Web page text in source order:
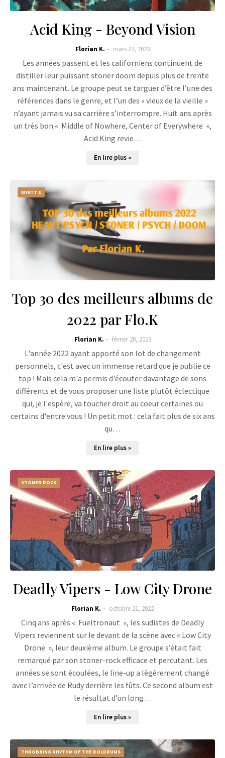
Acid King - Beyond Vision
Florian K. mars 22, 2023
Les années passent et les californiens continuent de
distiller leur puissant stoner doom depuis plus de trente
ans maintenant. Le groupe peut se targuer d’être l’une des
références dans le genre, et l’un des « vieux de la vieille »
n’ayant jamais vu sa carrière s’interrompre. Huit ans après
un très bon « Middle of Nowhere, Center of Everywhere »,
Acid King revie…
En lire plus »
WYATT E
Top 30 des meilleurs albums de
2022 par Flo.K
Florian K. février 20, 2023
L'année 2022 ayant apporté son lot de changement
personnels, c'est avec un immense retard que je publie ce
top ! Mais cela m'a permis d'écouter davantage de sons
différents et de vous proposer une liste plutôt éclectique
qui, je l'espère, va toucher droit au coeur certaines ou
certains d'entre vous ! Un petit mot : cela fait plus de six ans
qu…
En lire plus »
STONER ROCK
Deadly Vipers - Low City Drone
Florian K. octobre 21, 2022
Cinq ans après « Fueltronaut », les sudistes de Deadly
Vipers reviennent sur le devant de la scène avec « Low City
Drone », leur deuxième album. Le groupe s’était fait
remarqué par son stoner-rock efficace et percutant. Les
années se sont écoulées, le line-up a légèrement changé
avec l’arrivée de Rudy derrière les fûts. Ce second album est
le résultat d’un long…
En lire plus »
THROBBING RHYTHM OF THE DOLDRUMS